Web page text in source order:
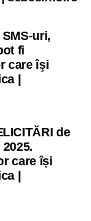
uri,
fi
care îşi
|
de
care își
|